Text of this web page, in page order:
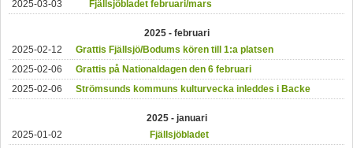
2025-03-03
Fjällsjöbladet februari/mars
2025 - februari
2025-02-12
Grattis Fjällsjö/Bodums kören till 1:a platsen
2025-02-06
Grattis på Nationaldagen den 6 februari
2025-02-06
Strömsunds kommuns kulturvecka inleddes i Backe
2025 - januari
2025-01-02
Fjällsjöbladet